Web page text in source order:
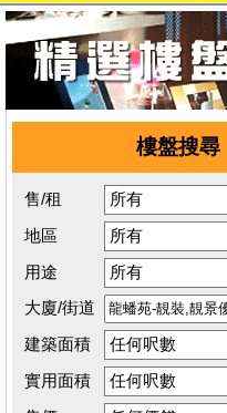
樓盤搜尋
售/租
地區
用途
大廈/街道
建築面積
實用面積